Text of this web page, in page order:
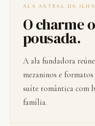
ALA ASTRAL DA ILHA
O charme
pousada.
A ala fundadora
mezaninos e
suíte romântica com
família.